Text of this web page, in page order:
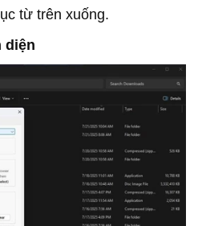
từ trên xuống.
diện